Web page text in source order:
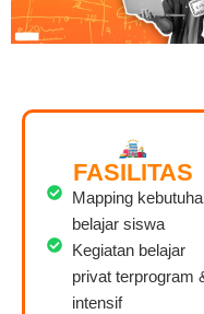
FASILITAS
Mapping
belajar siswa
Kegiatan belajar
privat terprogram
intensif